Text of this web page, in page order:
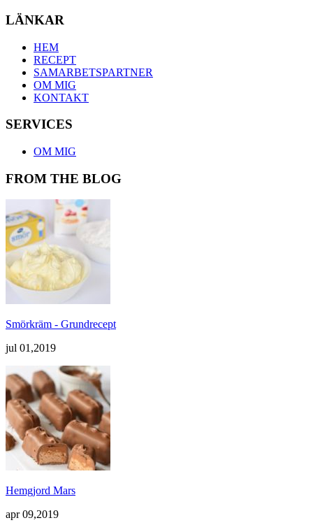
LÄNKAR
HEM
RECEPT
SAMARBETSPARTNER
OM MIG
KONTAKT
SERVICES
OM MIG
FROM THE BLOG
Smörkräm - Grundrecept
jul 01,2019
Hemgjord Mars
apr 09,2019